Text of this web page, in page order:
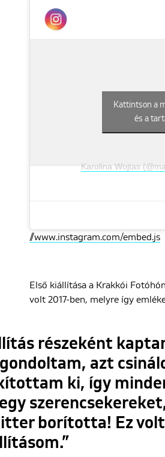
Karolina Wojtas
Kattintson a
és a
//www.instagram.com/embed.js
Első kiállítása a Krakkói
volt 2017-ben, melyre így
részeként
azt
ki, így
borította! Ez volt